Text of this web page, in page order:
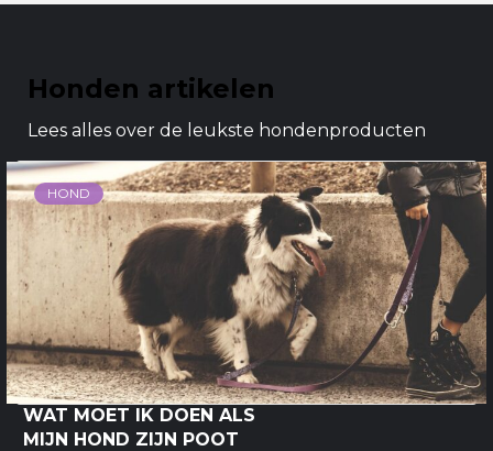
Honden artikelen
Lees alles over de leukste hondenproducten
HOND
WAT MOET IK DOEN ALS
MIJN HOND ZIJN POOT